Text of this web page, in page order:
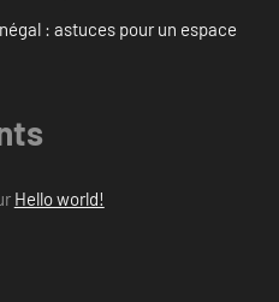
: astuces pour un espace
Hello world!